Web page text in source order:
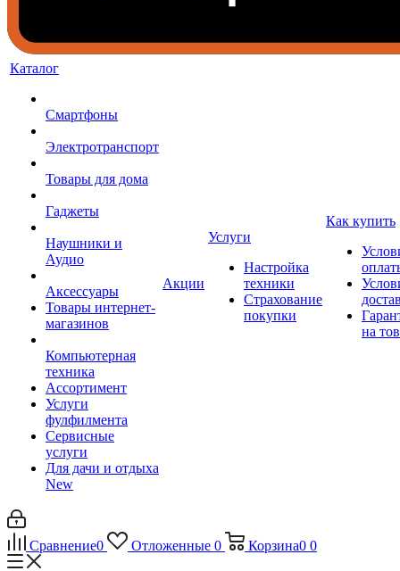
Каталог
Смартфоны
Электротранспорт
Товары для дома
Гаджеты
Наушники и
Аудио
Аксессуары
Товары интернет-
магазинов
Компьютерная
техника
Ассортимент
Услуги
фулфилмента
Сервисные
услуги
Для дачи и отдыха
New
Акции
Услуги
Настройка
техники
Страхование
покупки
Как купить
на
Сравнение0 Отложенные 0 Корзина0 0